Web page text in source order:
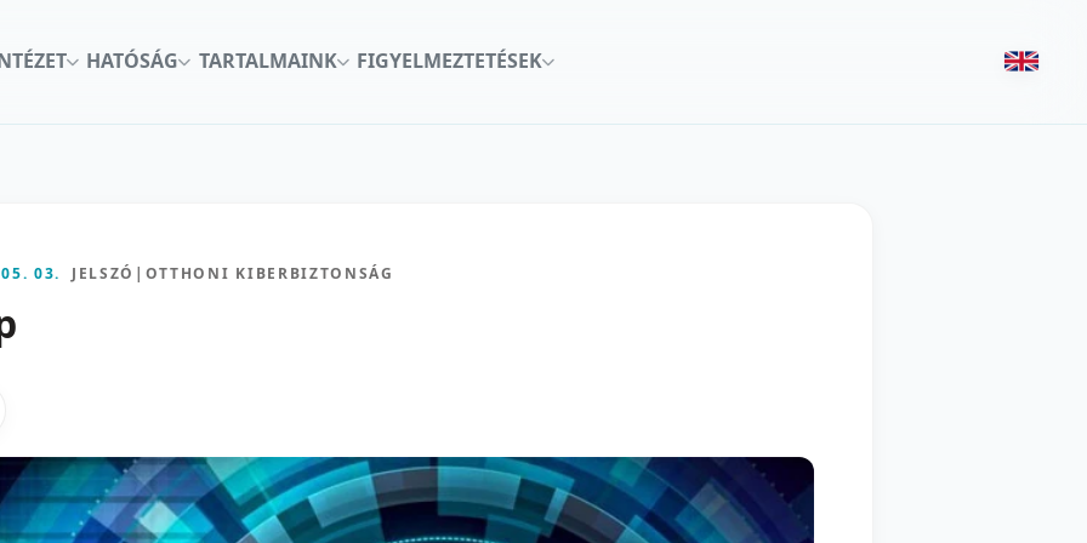
HATÓSÁG TARTALMAINK FIGYELMEZTETÉSEK
03. JELSZÓ | OTTHONI KIBERBIZTONSÁG
X-en emailben